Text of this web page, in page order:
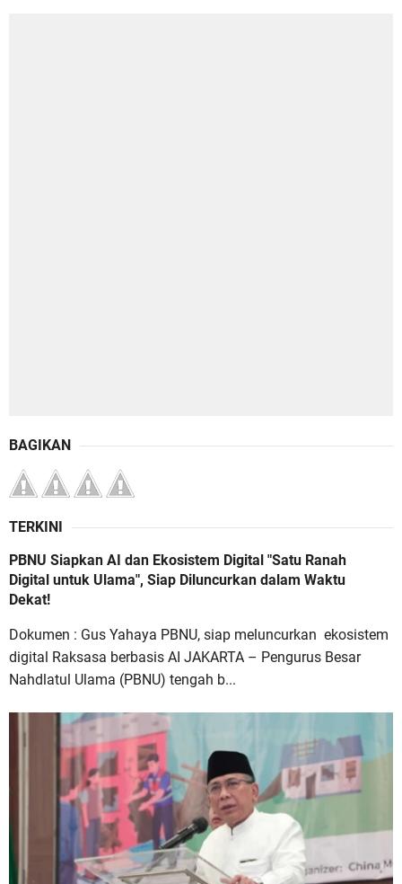
BAGIKAN
TERKINI
PBNU Siapkan AI dan Ekosistem Digital "Satu Ranah
Digital untuk Ulama", Siap Diluncurkan dalam Waktu
Dekat!
Dokumen : Gus Yahaya PBNU, siap meluncurkan ekosistem
digital Raksasa berbasis AI JAKARTA – Pengurus Besar
Nahdlatul Ulama (PBNU) tengah b...